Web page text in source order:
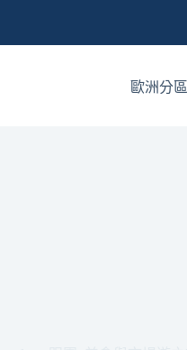
歐洲分區